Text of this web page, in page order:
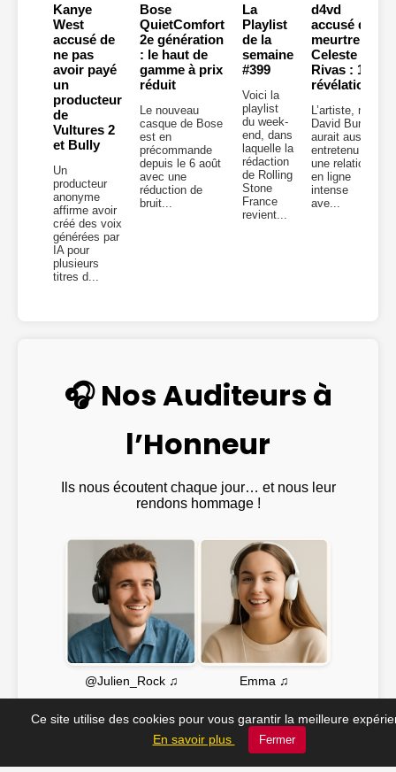
Kanye
West
accusé de
ne pas
avoir payé
un
producteur
de
Vultures 2
et Bully
Un
producteur
anonyme
affirme avoir
créé des voix
générées par
IA pour
plusieurs
titres d...
Bose
QuietComfort
2e génération
: le haut de
gamme à prix
réduit
Le nouveau
casque de Bose
est en
précommande
depuis le 6 août
avec une
réduction de
bruit...
La
Playlist
de la
semaine
#399
Voici la
playlist
du week-
end, dans
laquelle la
rédaction
de Rolling
Stone
France
revient...
d4vd
accusé du
meurtre de
Celeste
Rivas : 10
révélations
L’artiste, né
David Burke,
aurait aussi
entretenu
une relation
en ligne
intense
ave...
🎧 Nos Auditeurs à
l’Honneur
Ils nous écoutent chaque jour… et nous leur
rendons hommage !
@Julien_Rock ♫ Emma ♫
Ce site utilise des cookies pour vous garantir la meilleure
En savoir plus
Fermer